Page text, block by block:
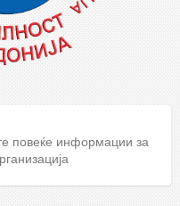
повеќе информации за